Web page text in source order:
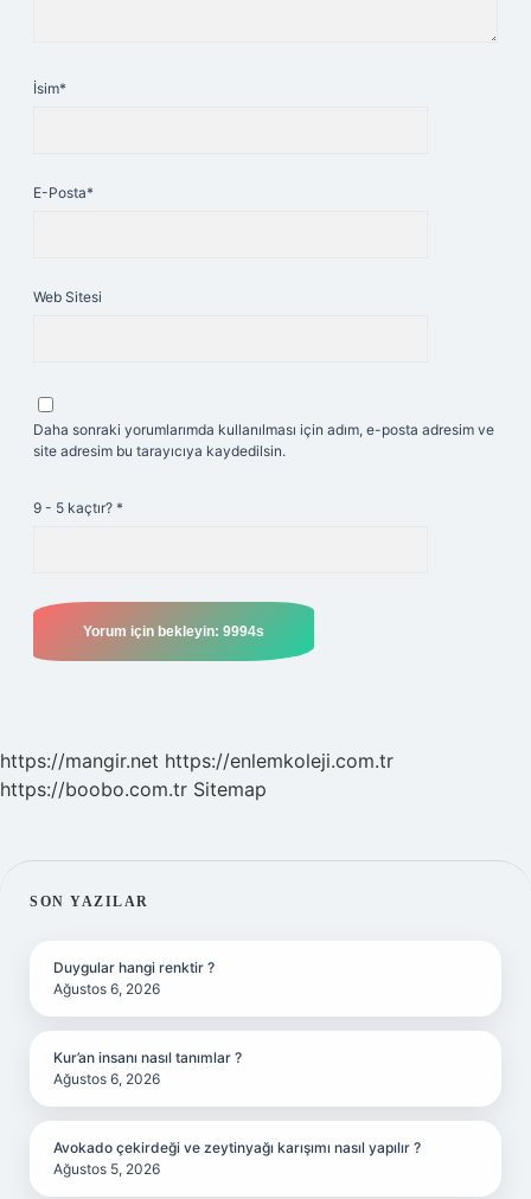
İsim*
E-Posta*
Web Sitesi
Daha sonraki yorumlarımda kullanılması için adım, e-posta adresim ve
site adresim bu tarayıcıya kaydedilsin.
9 - 5 kaçtır? *
https://mangir.net https://enlemkoleji.com.tr
https://boobo.com.tr Sitemap
SIDEBAR
SON YAZILAR
Duygular hangi renktir ?
Ağustos 6, 2026
Kur’an insanı nasıl tanımlar ?
Ağustos 6, 2026
Avokado çekirdeği ve zeytinyağı karışımı nasıl yapılır ?
Ağustos 5, 2026